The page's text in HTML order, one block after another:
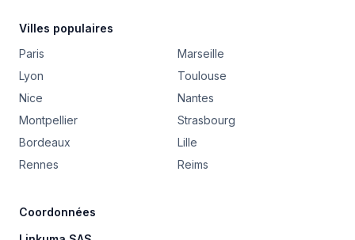
Villes populaires
Paris
Marseille
Lyon
Toulouse
Nice
Nantes
Montpellier
Strasbourg
Bordeaux
Lille
Rennes
Reims
Coordonnées